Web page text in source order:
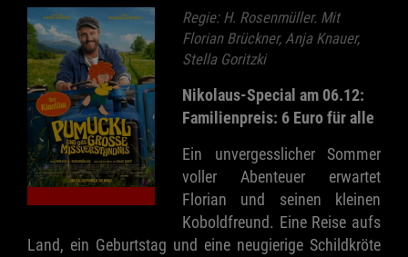
Regie: H. Rosenmüller. Mit
Florian Brückner, Anja Knauer,
Stella Goritzki
Nikolaus-Special am 06.12:
Familienpreis: 6 Euro für alle
Ein unvergesslicher Sommer
voller Abenteuer erwartet
Florian und seinen kleinen
Koboldfreund. Eine Reise aufs
Land, ein Geburtstag und eine neugierige Schildkröte